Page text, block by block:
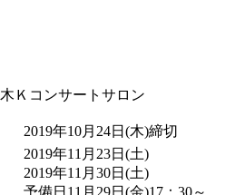
Ｋコンサートサロン
2019年10月24日(木)締切
2019年11月23日(土)
2019年11月30日(土)
予備日11月29日(金)17：30～